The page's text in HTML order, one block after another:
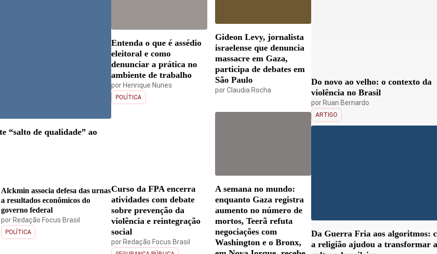
“salto de qualidade” ao
Alckmin associa defesa das urnas
a resultados econômicos do
governo federal
por Redação Focus Brasil
POLÍTICA
Entenda o que é assédio
eleitoral e como
denunciar a prática no
ambiente de trabalho
por Henrique Nunes
POLÍTICA
Gideon Levy, jornalista
israelense que denuncia
massacre em Gaza,
participa de debates em
São Paulo
porClaudia Rocha
Curso da FPA encerra
atividades com debate
sobre prevenção da
violência e reintegração
social
por Redação Focus Brasil
A semana no mundo:
enquanto Gaza registra
aumento no número de
mortos, Teerã refuta
negociações com
Washington e o Bronx,
Do novo ao velho: o contexto da
violência no Brasil
por Ruan Bernardo
ARTIGO
Da Guerra Fria aos algoritmos:
a religião ajudou a transformar a